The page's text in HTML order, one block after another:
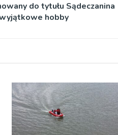
do tytułu Sądeczanina
hobby